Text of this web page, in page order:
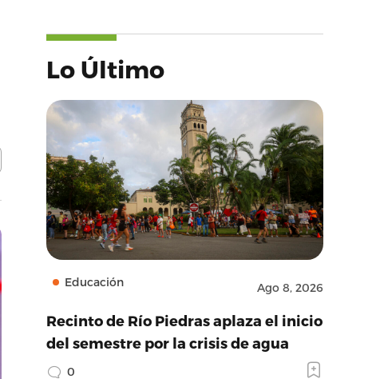
Lo Último
Educación Ago 8, 2026
Recinto de Río Piedras aplaza el inicio
del semestre por la crisis de agua
0